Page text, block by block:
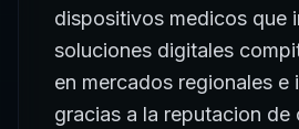
dispositivos medicos que
soluciones digitales
en mercados regionales e
gracias a la reputacion de